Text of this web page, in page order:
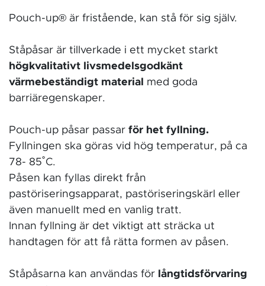
Pouch-up® är fristående, kan stå för sig själv.
Ståpåsar är tillverkade i ett mycket starkt
högkvalitativt livsmedelsgodkänt
värmebeständigt material
med goda
barriäregenskaper.
Pouch-up påsar passar för het fyllning.
Fyllningen ska göras vid hög temperatur, på ca
78- 85˚C.
Påsen kan fyllas direkt från
pastöriseringsapparat, pastöriseringskärl eller
även manuellt med en vanlig tratt.
Innan fyllning är det viktigt att sträcka ut
handtagen för att få rätta formen av påsen.
Ståpåsarna kan användas för långtidsförvaring